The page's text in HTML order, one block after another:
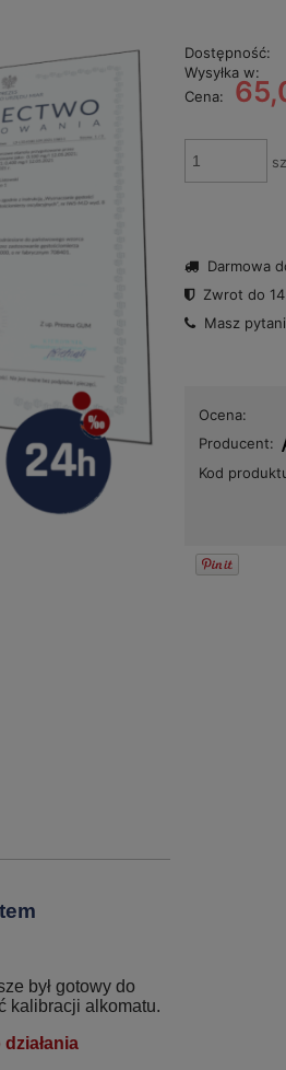
Dostępność:
Wysyłka w:
Cena:
Darmowa
Zwrot do
Masz
Ocena:
Producent:
Kod
był gotowy do
kalibracji alkomatu.